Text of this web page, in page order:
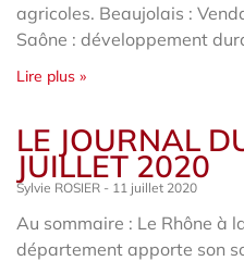
agricoles. Beaujolais :
Saône : développement
Lire plus »
LE JOURNAL
JUILLET 2020
Sylvie ROSIER 11 juillet 2020
Au sommaire : Le Rhône à
département apporte son